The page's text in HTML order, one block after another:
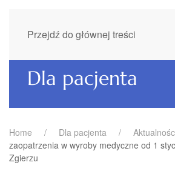
Przejdź do głównej treści
Dla pacjenta
Home Dla pacjenta
zaopatrzenia w wyroby medyczne od 1
Zgierzu